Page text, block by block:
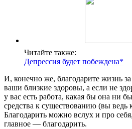
Читайте также:
Депрессия будет побеждена*
И, конечно же, благодарите жизнь за
ваши близкие здоровы, а если не
у вас есть работа, какая бы она ни
средства к существованию (вы ведь
Благодарить можно вслух и про
главное — благодарить.